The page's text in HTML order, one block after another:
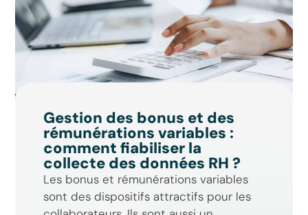
Gestion des bonus et des
rémunérations variables :
comment fiabiliser la
collecte des données RH ?
Les bonus et rémunérations variables
sont des dispositifs attractifs pour les